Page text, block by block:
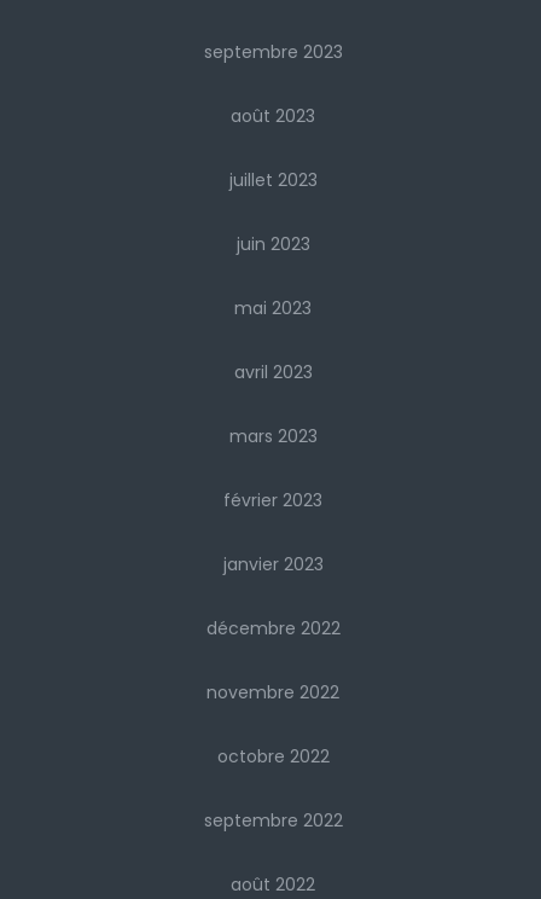
septembre 2023
août 2023
juillet 2023
juin 2023
mai 2023
avril 2023
mars 2023
février 2023
janvier 2023
décembre 2022
novembre 2022
octobre 2022
septembre 2022
août 2022